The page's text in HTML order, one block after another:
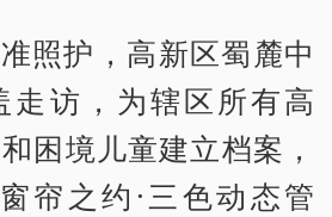
照护，高新区蜀麓中
走访，为辖区所有高
困境儿童建立档案，
帘之约·三色动态管